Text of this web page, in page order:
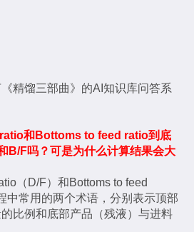
精馏三部曲》的AI知识库问答系
和Bottoms to feed ratio到底
B/F吗？可是为什么计算结果会大
（D/F）和Bottoms to feed
中常用的两个术语，分别表示顶部
比例和底部产品（残液）与进料